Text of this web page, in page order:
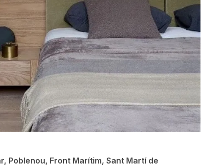
Poblenou, Front Marítim, Sant Martí de